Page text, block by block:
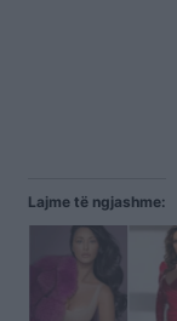
Lajme të ngjashme: